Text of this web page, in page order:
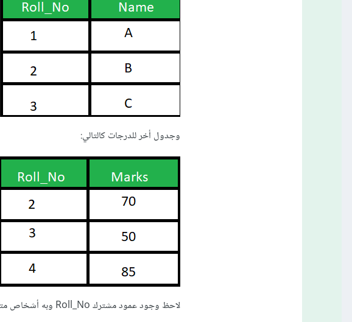
وجدول أخر للدرجات كالتالي:
لاحظ وجود عمود مشترك Roll_No وبه أشخاص متطابقون في كلا الجدولين (2 و 3)، اذا قمنا بتشغيل هذا الأمر: